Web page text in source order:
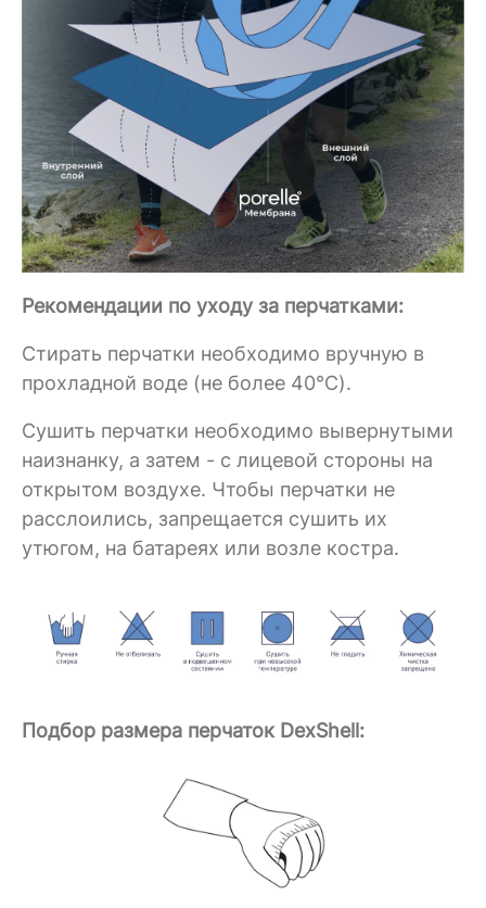
Рекомендации по уходу за перчатками:
Стирать перчатки необходимо вручную в
прохладной воде (не более 40°C).
Сушить перчатки необходимо вывернутыми
наизнанку, а затем - с лицевой стороны на
открытом воздухе. Чтобы перчатки не
расслоились, запрещается сушить их
утюгом, на батареях или возле костра.
Подбор размера перчаток DexShell: